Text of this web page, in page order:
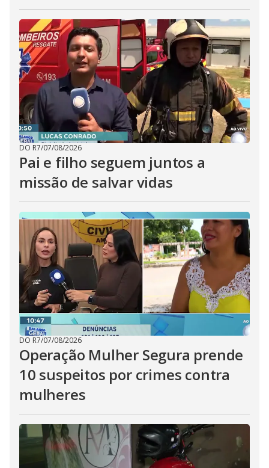
DO R7/07/08/2026
Pai e filho seguem juntos a
missão de salvar vidas
DO R7/07/08/2026
Operação Mulher Segura prende
10 suspeitos por crimes contra
mulheres